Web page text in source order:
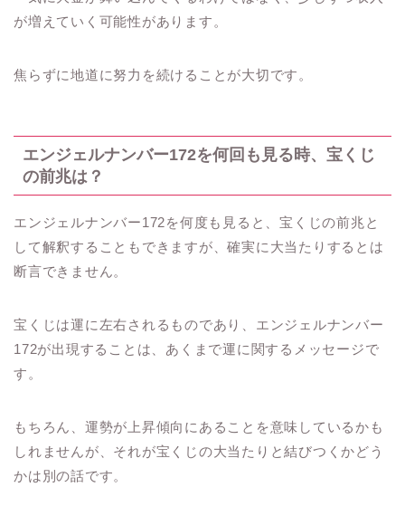
が増えていく可能性があります。
焦らずに地道に努力を続けることが大切です。
エンジェルナンバー172を何回も見る時、宝くじ
の前兆は？
エンジェルナンバー172を何度も見ると、宝くじの前兆と
して解釈することもできますが、確実に大当たりするとは
断言できません。
宝くじは運に左右されるものであり、エンジェルナンバー
172が出現することは、あくまで運に関するメッセージで
す。
もちろん、運勢が上昇傾向にあることを意味しているかも
しれませんが、それが宝くじの大当たりと結びつくかどう
かは別の話です。